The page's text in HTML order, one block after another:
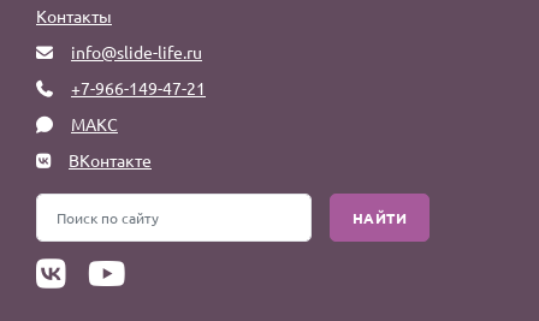
Контакты
info@slide-life.ru
+7-966-149-47-21
МАКС
ВКонтакте
НАЙТИ